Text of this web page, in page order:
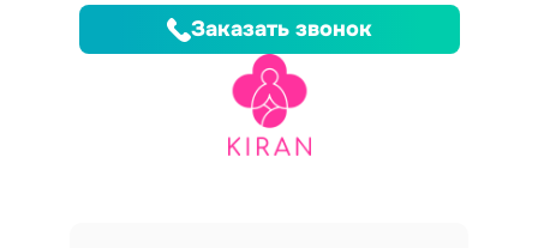
которых йога
дополняет лечениеЗаказать звонок